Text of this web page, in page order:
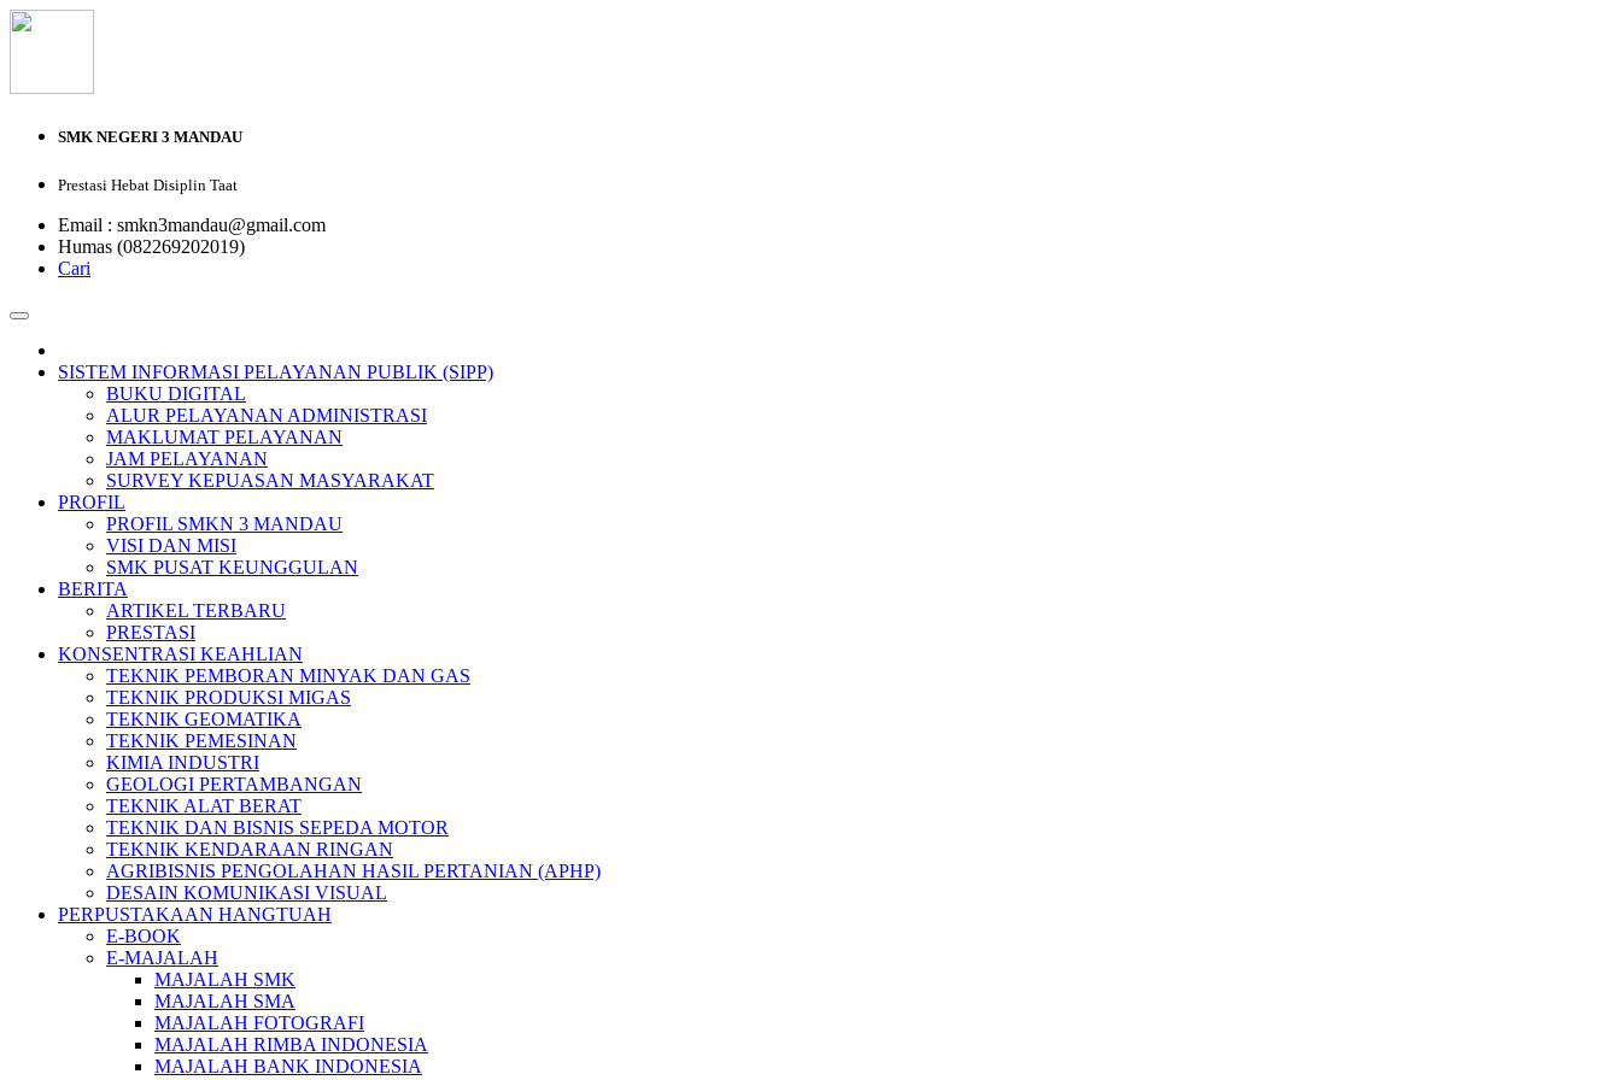
SMK NEGERI 3 MANDAU
Prestasi Hebat Disiplin Taat
Email : smkn3mandau@gmail.com
Humas (082269202019)
Cari
SISTEM INFORMASI PELAYANAN PUBLIK (SIPP)
BUKU DIGITAL
ALUR PELAYANAN ADMINISTRASI
MAKLUMAT PELAYANAN
JAM PELAYANAN
SURVEY KEPUASAN MASYARAKAT
PROFIL
PROFIL SMKN 3 MANDAU
VISI DAN MISI
SMK PUSAT KEUNGGULAN
BERITA
ARTIKEL TERBARU
PRESTASI
KONSENTRASI KEAHLIAN
TEKNIK PEMBORAN MINYAK DAN GAS
TEKNIK PRODUKSI MIGAS
TEKNIK GEOMATIKA
TEKNIK PEMESINAN
KIMIA INDUSTRI
GEOLOGI PERTAMBANGAN
TEKNIK ALAT BERAT
TEKNIK DAN BISNIS SEPEDA MOTOR
TEKNIK KENDARAAN RINGAN
AGRIBISNIS PENGOLAHAN HASIL PERTANIAN (APHP)
DESAIN KOMUNIKASI VISUAL
PERPUSTAKAAN HANGTUAH
E-BOOK
E-MAJALAH
MAJALAH SMK
MAJALAH SMA
MAJALAH FOTOGRAFI
MAJALAH RIMBA INDONESIA
MAJALAH BANK INDONESIA